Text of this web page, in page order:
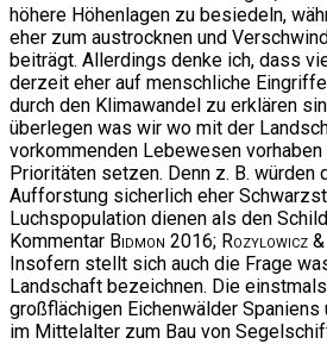
höhere Höhenlagen zu besiedeln,
eher zum austrocknen und
beiträgt. Allerdings denke ich, dass
derzeit eher auf menschliche
durch den Klimawandel zu erklären
überlegen was wir wo mit der
vorkommenden Lebewesen
Prioritäten setzen. Denn z. B. würden
Aufforstung sicherlich eher
Luchspopulation dienen als den
Kommentar Bidmon 2016; Rozylowicz
Insofern stellt sich auch die Frage
Landschaft bezeichnen. Die
großflächigen Eichenwälder
im Mittelalter zum Bau von